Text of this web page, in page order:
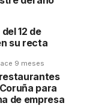
12 de
su recta
9 meses
para
de empresa